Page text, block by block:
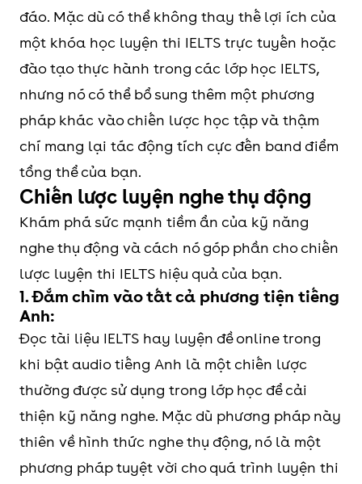
đáo. Mặc dù có thể không thay thế lợi ích của
một khóa học luyện thi IELTS trực tuyến hoặc
đào tạo thực hành trong các lớp học IELTS,
nhưng nó có thể bổ sung thêm một phương
pháp khác vào chiến lược học tập và thậm
chí mang lại tác động tích cực đến band điểm
tổng thể của bạn.
Chiến lược luyện nghe thụ động
Khám phá sức mạnh tiềm ẩn của kỹ năng
nghe thụ động và cách nó góp phần cho chiến
lược luyện thi IELTS hiệu quả của bạn.
1. Đắm chìm vào tất cả phương tiện tiếng
Anh:
Đọc tài liệu IELTS hay luyện đề online trong
khi bật audio tiếng Anh là một chiến lược
thường được sử dụng trong lớp học để cải
thiện kỹ năng nghe. Mặc dù phương pháp này
thiên về hình thức nghe thụ động, nó là một
phương pháp tuyệt vời cho quá trình luyện thi